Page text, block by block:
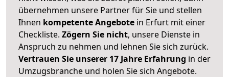
übernehmen unsere Partner für Sie und stellen
Ihnen kompetente Angebote in Erfurt mit einer
Checkliste. Zögern Sie nicht, unsere Dienste in
Anspruch zu nehmen und lehnen Sie sich zurück.
Vertrauen Sie unserer 17 Jahre Erfahrung in der
Umzugsbranche und holen Sie sich Angebote.